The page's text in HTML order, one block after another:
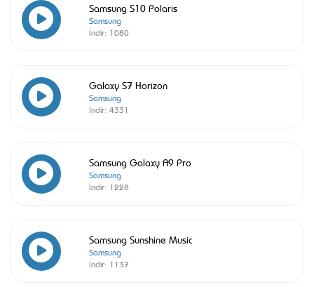
Samsung S10 Polaris
Samsung
İndir: 1080
Galaxy S7 Horizon
Samsung
İndir: 4331
Samsung Galaxy A9 Pro
Samsung
İndir: 1228
Samsung Sunshine Music
Samsung
İndir: 1137